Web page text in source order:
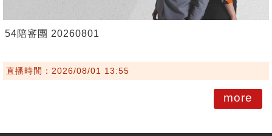
54陪審團 20260801
直播時間：2026/08/01 13:55
more